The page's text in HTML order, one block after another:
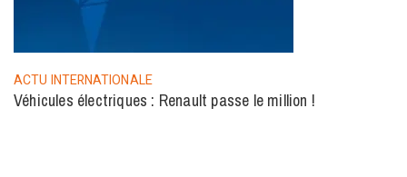
ACTU INTERNATIONALE
Véhicules électriques : Renault passe le million !